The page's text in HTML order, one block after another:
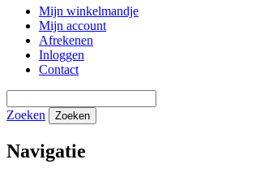
Mijn winkelmandje
Mijn account
Afrekenen
Inloggen
Contact
Zoeken Zoeken
Navigatie